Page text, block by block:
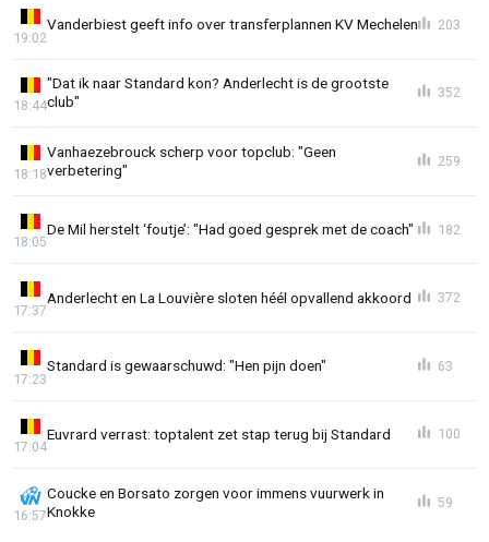
Vanderbiest geeft info over transferplannen KV Mechelen
19:02
203
"Dat ik naar Standard kon? Anderlecht is de grootste
club"
18:44
352
Vanhaezebrouck scherp voor topclub: "Geen
verbetering"
18:18
259
De Mil herstelt ‘foutje’: "Had goed gesprek met de coach"
18:05
182
Anderlecht en La Louvière sloten héél opvallend akkoord
17:37
372
Standard is gewaarschuwd: "Hen pijn doen"
17:23
63
Euvrard verrast: toptalent zet stap terug bij Standard
17:04
100
Coucke en Borsato zorgen voor immens vuurwerk in
Knokke
16:57
59